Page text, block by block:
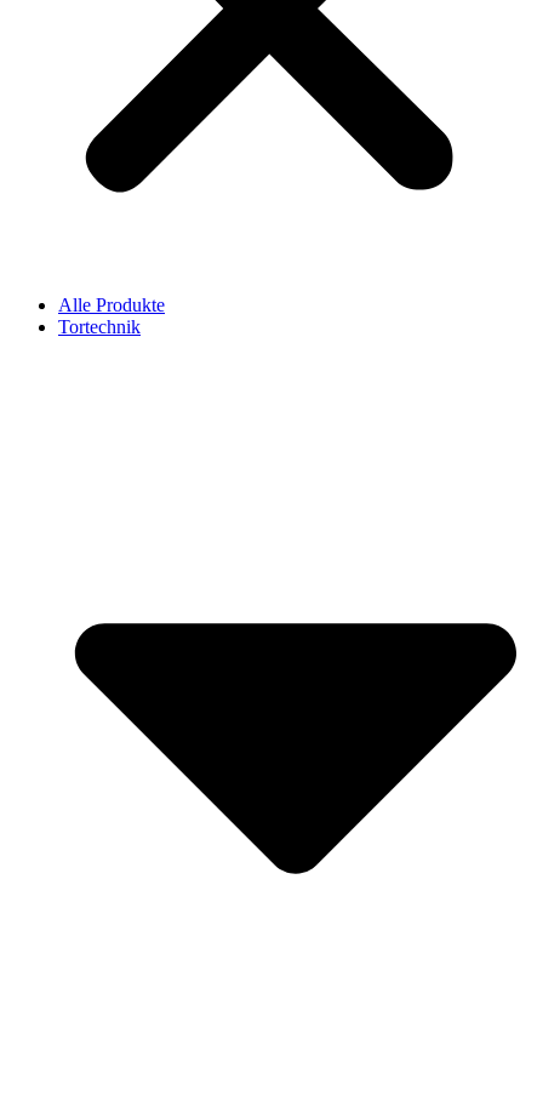
Alle Produkte
Tortechnik